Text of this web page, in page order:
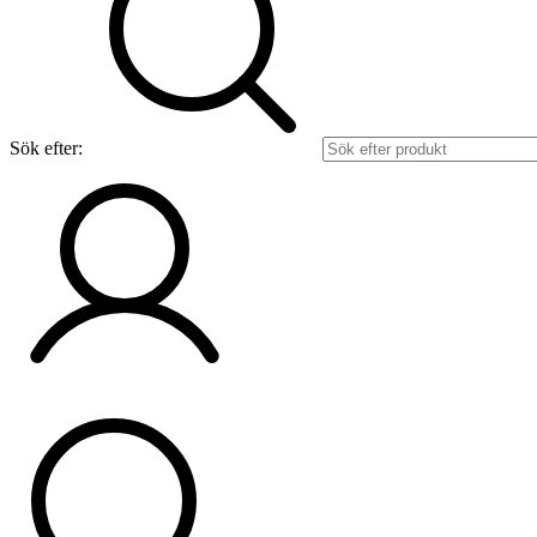
Sök efter: